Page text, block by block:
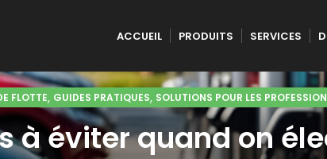
ACCUEIL PRODUITS SERVICES
FLOTTE, GUIDES PRATIQUES, SOLUTIONS POUR LES
à éviter quand on